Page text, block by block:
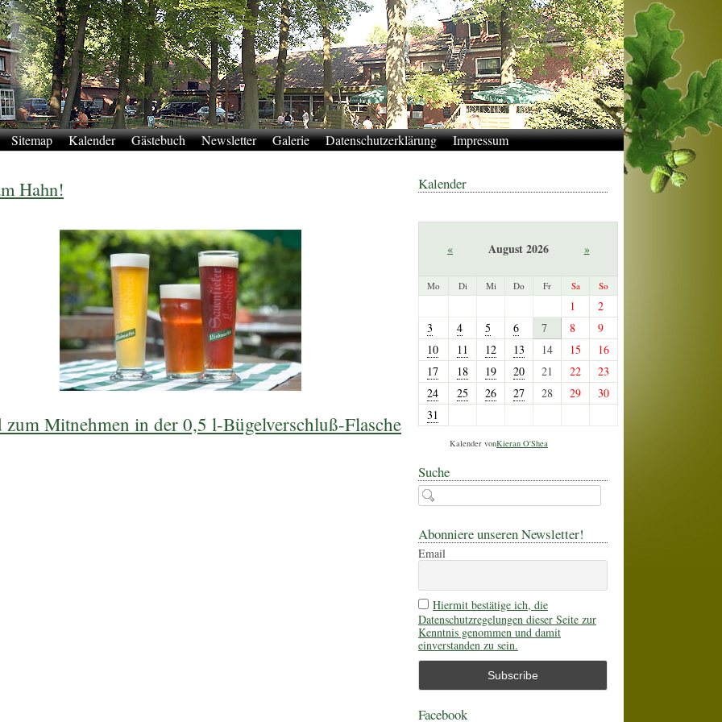
Sitemap Kalender Gästebuch Newsletter Galerie Datenschutzerklärung Impressum
Hahn!
Mitnehmen in der 0,5 l-Bügelverschluß-Flasche
Kalender
« August 2026 »
Mo Di Mi Do Fr Sa So
1
2
3
4 5 6 7 8
9
10
11 12 13 14 15
16
17
18 19 20 21 22
23
24
25 26 27 28 29
30
31
Kalender vonKieran O'Shea
Suche
Abonniere unseren Newsletter!
Email
Hiermit bestätige ich, die
Datenschutzregelungen dieser Seite zur
Kenntnis genommen und damit
einverstanden zu sein.
Facebook